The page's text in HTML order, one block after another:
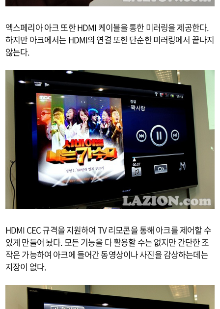
엑스페리아 아크 또한 HDMI 케이블을 통한 미러링을 제공한다.
하지만 아크에서는 HDMI의 연결 또한 단순한 미러링에서 끝나지
않는다.
HDMI CEC 규격을 지원하여 TV 리모콘을 통해 아크를 제어할 수
있게 만들어 놨다. 모든 기능을 다 활용할 수는 없지만 간단한 조
작은 가능하여 아크에 들어간 동영상이나 사진을 감상하는데는
지장이 없다.